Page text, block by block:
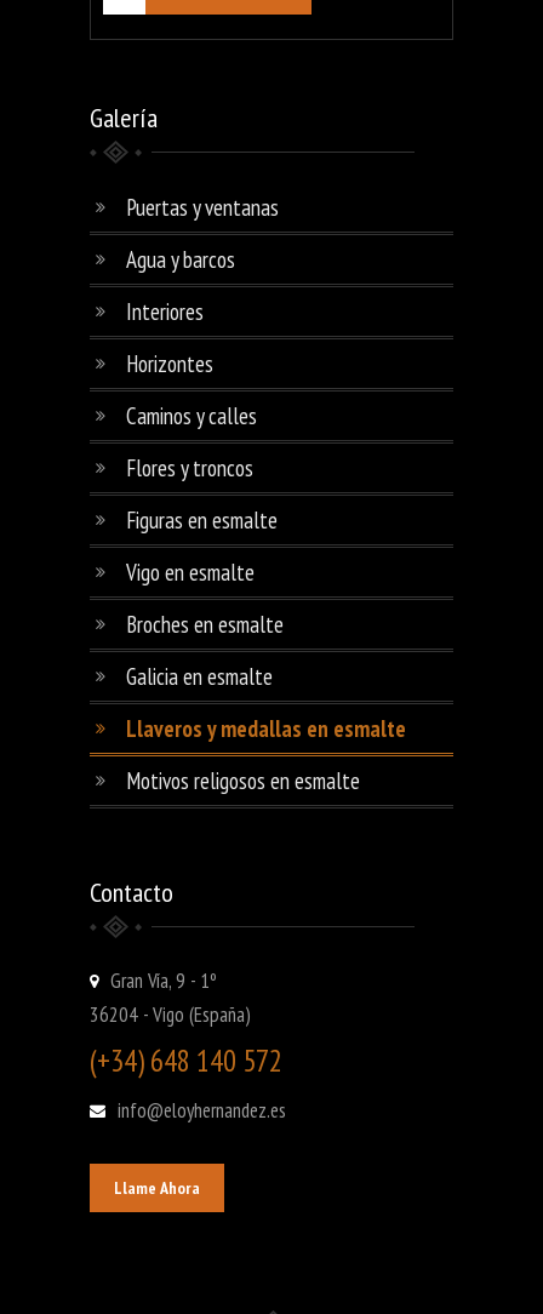
Galería
Puertas y ventanas
Agua y barcos
Interiores
Horizontes
Caminos y calles
Flores y troncos
Figuras en esmalte
Vigo en esmalte
Broches en esmalte
Galicia en esmalte
Llaveros y medallas en esmalte
Motivos religosos en esmalte
Contacto
Gran Vía, 9 - 1º
36204 - Vigo (España)
(+34) 648 140 572
info@eloyhernandez.es
Llame Ahora